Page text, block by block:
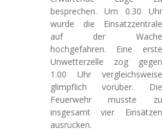
besprechen. Um 0.30 Uhr
wurde die Einsatzzentrale
auf der Wache
hochgefahren. Eine erste
Unwetterzelle zog gegen
1.00 Uhr vergleichsweise
glimpflich vorüber. Die
Feuerwehr musste zu
insgesamt vier Einsätzen
ausrücken.